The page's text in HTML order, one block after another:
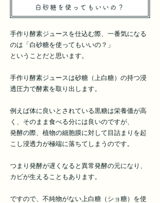
​白砂糖を使ってもいいの？
手作り酵素ジュースを仕込む際、一番気になる
のは「白砂糖を使ってもいいの？」
ということだと思います。
手作り酵素ジュースは砂糖（上白糖）の持つ浸
透圧力で酵素を取り出します。
例えば体に良いとされている黒糖は栄養価が高
く、そのまま食べる分には良いのですが、
発酵の際、植物の細胞膜に対して目詰まりを起
こし浸透力が極端に落ちてしまうのです。
つまり発酵が遅くなると異常発酵の元になり、
カビが生えることもあります。
ですので、不純物がない上白糖（ショ糖）を使